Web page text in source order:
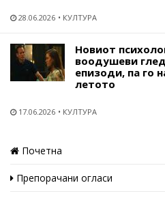
28.06.2026 КУЛТУРА
Новиот
воодушеви
епизоди, па го
летото
17.06.2026 КУЛТУРА
Почетна
Препорачани огласи